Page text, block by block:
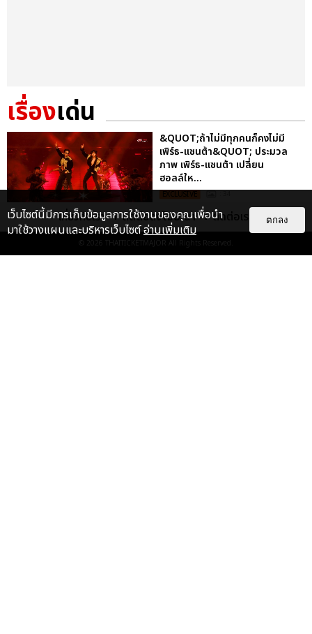
เรื่องเด่น
&QUOT;ถ้าไม่มีทุกคนก็คงไม่มี
เพิร์ธ-แซนต้า&QUOT; ประมวล
ภาพ เพิร์ธ-แซนต้า เปลี่ยน
ฮอลล์ให...
EXCLUSIVE
ไม่ว่าจะวันนี้หรือวันไหน ก็จะยังภูมิใจ
ในตัว &QUOT;แจบอม&QUOT;
เกี่ยวกับเรา ติดต่อลงโฆษณา ติดต่อเรา
© 2026 THAITICKETMAJOR All Rights Reserved.
เว็บไซต์นี้มีการเก็บข้อมูลการใช้งานของคุณเพื่อนำ
มาใช้วางแผนและบริหารเว็บไซต์อ่านเพิ่มเติม
ตกลง